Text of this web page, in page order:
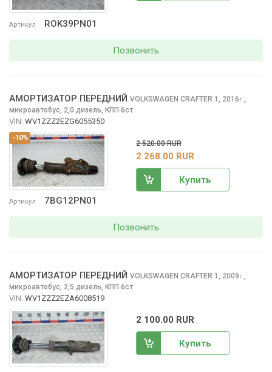
Артикул ROK39PN01
Позвонить
-10%
Артикул 7BG12PN01
АМОРТИЗАТОР ПЕРЕДНИЙ VOLKSWAGEN CRAFTER 1, 2016г.,
микроавтобус, 2,0 дизель, КПП 6ст.
VIN: WV1ZZZ2EZG6055350
2 520.00 RUR
2 268.00 RUR
Купить
Позвонить
АМОРТИЗАТОР ПЕРЕДНИЙ VOLKSWAGEN CRAFTER 1, 2009г.,
микроавтобус, 2,5 дизель, КПП 6ст.
VIN: WV1ZZZ2EZA6008519
2 100.00 RUR
Купить